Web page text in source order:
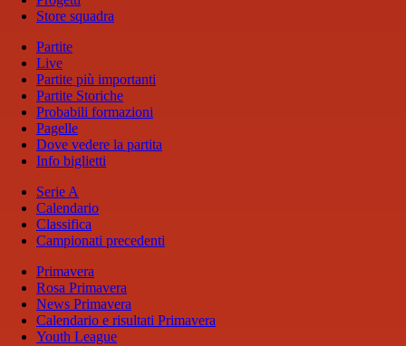
Store squadra
Partite
Live
Partite più importanti
Partite Storiche
Probabili formazioni
Pagelle
Dove vedere la partita
Info biglietti
Serie A
Calendario
Classifica
Campionati precedenti
Primavera
Rosa Primavera
News Primavera
Calendario e risultati Primavera
Youth League